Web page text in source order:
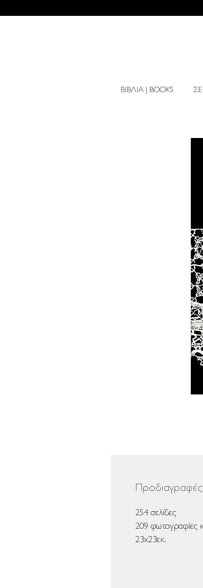
ΒΙΒΛΙΑ | BOOKS
Προδιαγραφές
254 σελίδες
209 φωτογραφίες
23x23εκ.